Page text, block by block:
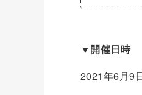
▼開催日時
2021年6月9